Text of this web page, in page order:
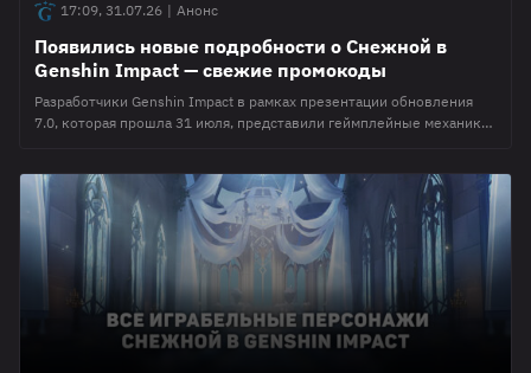
17:09, 31.07.26 | Анонс
Появились новые подробности о Снежной в
Genshin Impact — свежие промокоды
Разработчики Genshin Impact в рамках презентации обновления
7.0, которая прошла 31 июля, представили геймплейные механики
Среди ключевых нововведений: Обновление 7.0 выйдет 12 августа
и будет доступно до 23 сентября, предзагрузка начнется с 10
августа. Всего в рамках Снежной было представлено